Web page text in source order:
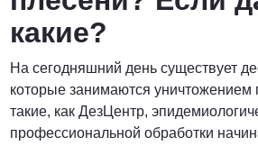
какие?
На сегодняшний день существует
которые занимаются уничтожением
такие, как ДезЦентр,
профессиональной обработки